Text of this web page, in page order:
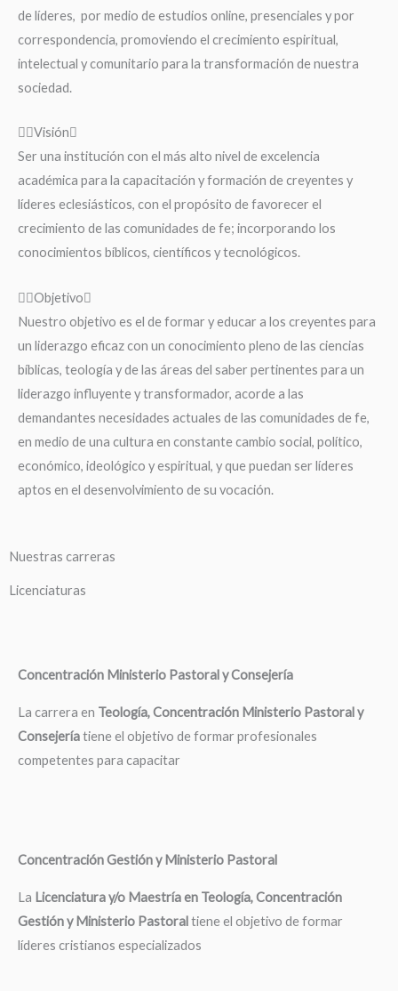
de líderes, por medio de estudios online, presenciales y por
correspondencia, promoviendo el crecimiento espiritual,
intelectual y comunitario para la transformación de nuestra
sociedad.
Visión
Ser una institución con el más alto nivel de excelencia
académica para la capacitación y formación de creyentes y
líderes eclesiásticos, con el propósito de favorecer el
crecimiento de las comunidades de fe; incorporando los
conocimientos bíblicos, científicos y tecnológicos.
Objetivo
Nuestro objetivo es el de formar y educar a los creyentes para
un liderazgo eficaz con un conocimiento pleno de las ciencias
bíblicas, teología y de las áreas del saber pertinentes para un
liderazgo influyente y transformador, acorde a las
demandantes necesidades actuales de las comunidades de fe,
en medio de una cultura en constante cambio social, político,
económico, ideológico y espiritual, y que puedan ser líderes
aptos en el desenvolvimiento de su vocación.
Nuestras carreras
Licenciaturas
Concentración Ministerio Pastoral y Consejería
La carrera en Teología, Concentración Ministerio Pastoral y
Consejeríatiene el objetivo de formar profesionales
competentes para capacitar
Concentración Gestión y Ministerio Pastoral
La Licenciatura y/o Maestría en Teología, Concentración
Gestión y Ministerio Pastoraltiene el objetivo de formar
líderes cristianos especializados